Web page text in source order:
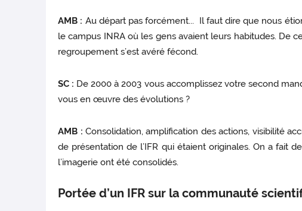
AMB : Au départ pas forcément... Il faut dire que nous
le campus INRA où les gens avaient leurs habitudes. De
regroupement s’est avéré fécond.
SC : De 2000 à 2003 vous accomplissez votre second
vous en œuvre des évolutions ?
AMB : Consolidation, amplification des actions, visibilité
de présentation de l’IFR qui étaient originales. On a fait
l’imagerie ont été consolidés.
Portée d’un IFR sur la communauté